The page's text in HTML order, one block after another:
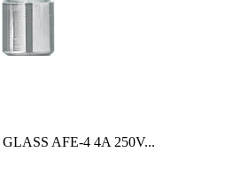
AFE-4 4A 250V...